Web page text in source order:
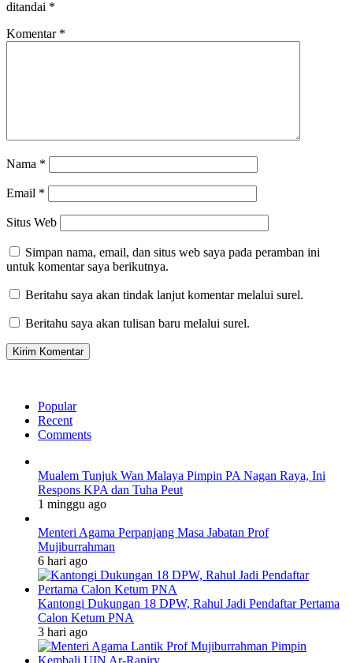
ditandai *
Komentar *
Nama *
Email *
Situs Web
Simpan nama, email, dan situs web saya pada peramban ini
untuk komentar saya berikutnya.
Beritahu saya akan tindak lanjut komentar melalui surel.
Beritahu saya akan tulisan baru melalui surel.
Popular
Recent
Comments
Mualem Tunjuk Wan Malaya Pimpin PA Nagan Raya, Ini
Respons KPA dan Tuha Peut
1 minggu ago
Menteri Agama Perpanjang Masa Jabatan Prof
Mujiburrahman
6 hari ago
Kantongi Dukungan 18 DPW, Rahul Jadi Pendaftar Pertama
Calon Ketum PNA
3 hari ago